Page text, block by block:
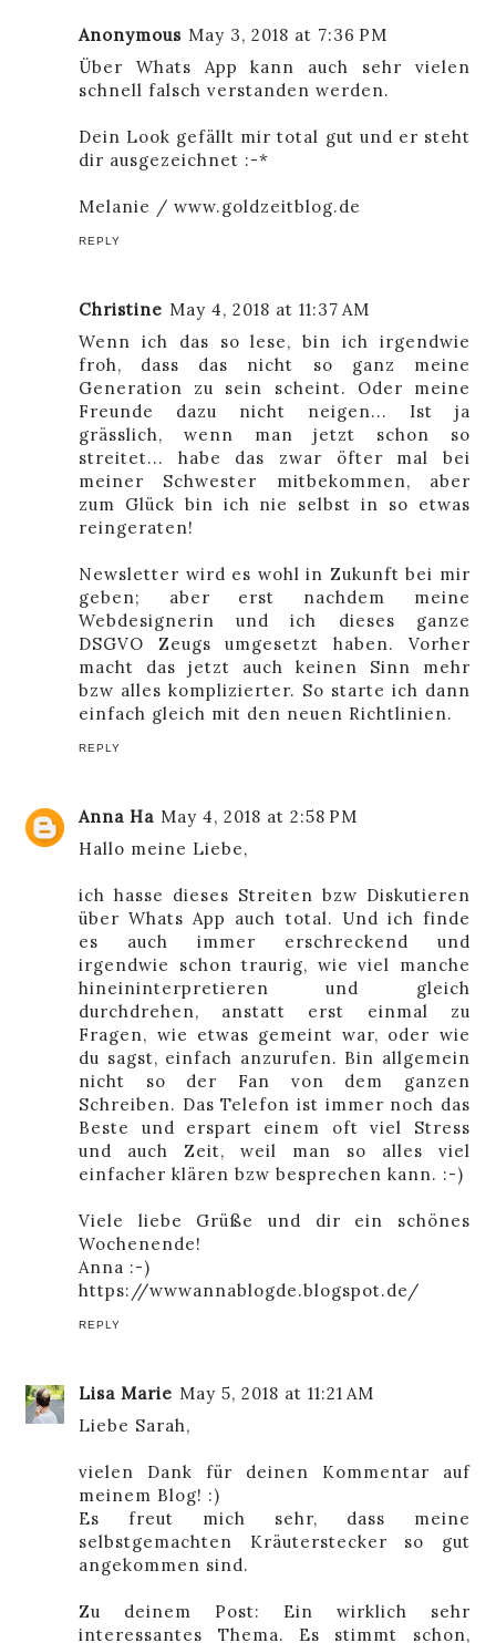
Anonymous May 3, 2018 at 7:36 PM
Über Whats App kann auch sehr vielen
schnell falsch verstanden werden.
Dein Look gefällt mir total gut und er steht
dir ausgezeichnet :-*
Melanie / www.goldzeitblog.de
REPLY
Christine May 4, 2018 at 11:37 AM
Wenn ich das so lese, bin ich irgendwie
froh, dass das nicht so ganz meine
Generation zu sein scheint. Oder meine
Freunde dazu nicht neigen... Ist ja
grässlich, wenn man jetzt schon so
streitet... habe das zwar öfter mal bei
meiner Schwester mitbekommen, aber
zum Glück bin ich nie selbst in so etwas
reingeraten!
Newsletter wird es wohl in Zukunft bei mir
geben; aber erst nachdem meine
Webdesignerin und ich dieses ganze
DSGVO Zeugs umgesetzt haben. Vorher
macht das jetzt auch keinen Sinn mehr
bzw alles komplizierter. So starte ich dann
einfach gleich mit den neuen Richtlinien.
REPLY
Anna Ha May 4, 2018 at 2:58 PM
Hallo meine Liebe,
ich hasse dieses Streiten bzw Diskutieren
über Whats App auch total. Und ich finde
es auch immer erschreckend und
irgendwie schon traurig, wie viel manche
hineininterpretieren und gleich
durchdrehen, anstatt erst einmal zu
Fragen, wie etwas gemeint war, oder wie
du sagst, einfach anzurufen. Bin allgemein
nicht so der Fan von dem ganzen
Schreiben. Das Telefon ist immer noch das
Beste und erspart einem oft viel Stress
und auch Zeit, weil man so alles viel
einfacher klären bzw besprechen kann. :-)
Viele liebe Grüße und dir ein schönes
Wochenende!
Anna :-)
https://wwwannablogde.blogspot.de/
REPLY
Lisa Marie May 5, 2018 at 11:21 AM
Liebe Sarah,
vielen Dank für deinen Kommentar auf
meinem Blog! :)
Es freut mich sehr, dass meine
selbstgemachten Kräuterstecker so gut
angekommen sind.
Zu deinem Post: Ein wirklich sehr
interessantes Thema. Es stimmt schon,